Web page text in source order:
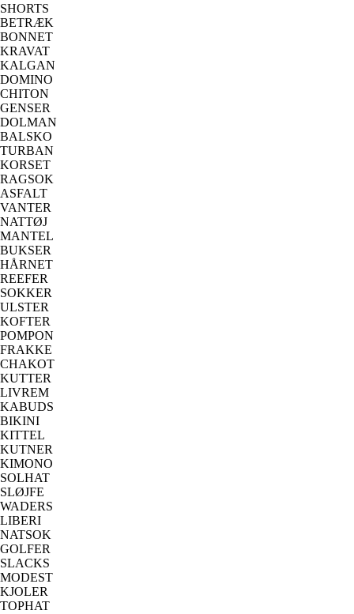
SHORTS
BETRÆK
BONNET
KRAVAT
KALGAN
DOMINO
CHITON
GENSER
DOLMAN
BALSKO
TURBAN
KORSET
RAGSOK
ASFALT
VANTER
NATTØJ
MANTEL
BUKSER
HÅRNET
REEFER
SOKKER
ULSTER
KOFTER
POMPON
FRAKKE
CHAKOT
KUTTER
LIVREM
KABUDS
BIKINI
KITTEL
KUTNER
KIMONO
SOLHAT
SLØJFE
WADERS
LIBERI
NATSOK
GOLFER
SLACKS
MODEST
KJOLER
TOPHAT